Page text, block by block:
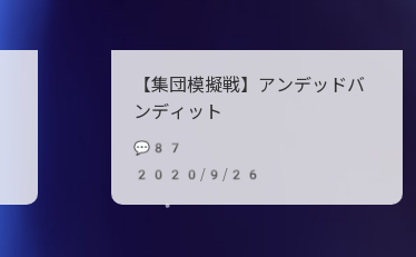
【集団模擬戦】アンデッドバ
ンディット
💬87
2020/9/26